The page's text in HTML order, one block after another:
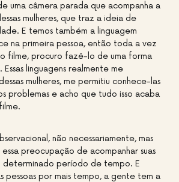
uma câmera parada que acompanha a
mulheres, que traz a ideia de
E temos também a linguagem
na primeira pessoa, então toda a vez
filme, procuro fazê-lo de uma forma
linguagens realmente me
mulheres, me permitiu conhece-las
problemas e acho que tudo isso acaba
não necessariamente, mas
preocupação de acompanhar suas
determinado período de tempo. E
pessoas por mais tempo, a gente tem a